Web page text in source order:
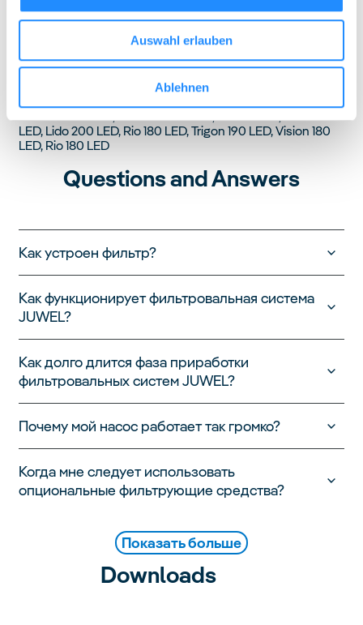
Auswahl erlauben
Ablehnen
139 см
Primo 70 LED 2.0, Primo 60 LED 2.0, Rio 125 LED, Lido 120
LED, Lido 200 LED, Rio 180 LED, Trigon 190 LED, Vision 180
LED, Rio 180 LED
Questions and Answers
Как устроен фильтр?
Как функционирует фильтровальная система
JUWEL?
Как долго длится фаза приработки
фильтровальных систем JUWEL?
Почему мой насос работает так громко?
Когда мне следует использовать
опциональные фильтрующие средства?
Показать больше
Downloads